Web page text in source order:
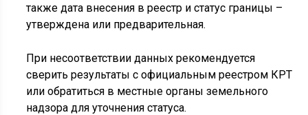
также дата внесения в реестр и статус границы –
утверждена или предварительная.
При несоответствии данных рекомендуется
сверить результаты с официальным реестром КРТ
или обратиться в местные органы земельного
надзора для уточнения статуса.